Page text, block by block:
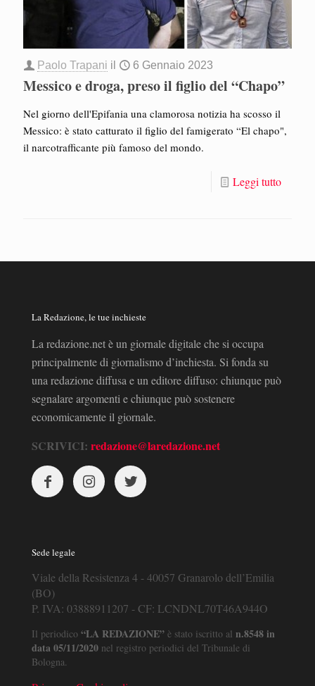
Paolo Trapani il 6 Gennaio 2023
Messico e droga, preso il figlio del “Chapo”
Nel giorno dell'Epifania una clamorosa notizia ha scosso il
Messico: è stato catturato il figlio del famigerato “El chapo",
il narcotrafficante più famoso del mondo.
Leggi tutto
La Redazione, le tue inchieste
La redazione.net è un giornale digitale che si occupa
principalmente di giornalismo d’inchiesta. Si fonda su
una redazione diffusa e un editore diffuso: chiunque può
segnalare argomenti e chiunque può sostenere
economicamente il giornale.
SCRIVICI: redazione@laredazione.net
Sede legale
Viale della Resistenza 4 - 40057 Granarolo dell’Emilia
(BO)
P. IVA: 03888911207 - CF: LCNDNL70T46A944O
Il periodico “LA REDAZIONE” è stato iscritto al n.8548 in
data 05/11/2020 nel registro periodici del Tribunale di
Bologna.